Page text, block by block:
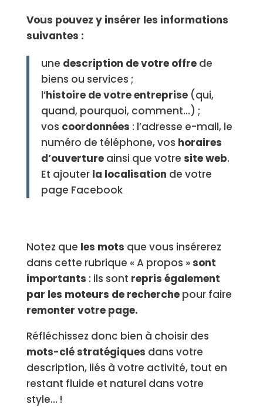
Vous pouvez y insérer les informations
suivantes :
une description de votre offrede
biens ou services ;
l’histoire de votre entreprise(qui,
quand, pourquoi, comment…) ;
vos coordonnées : l’adresse e-mail, le
numéro de téléphone, vos horaires
d’ouvertureainsi que votre site web.
Et ajouter la localisation de votre
page Facebook
Notez que les mots que vous insérerez
dans cette rubrique « A propos »sont
importants : ils sont repris également
par les moteurs de recherche pour faire
remonter votre page.
Réfléchissez donc bien à choisir des
mots-clé stratégiques dans votre
description, liés à votre activité, tout en
restant fluide et naturel dans votre
style… !